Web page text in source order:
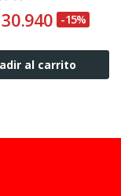
-15%
al carrito